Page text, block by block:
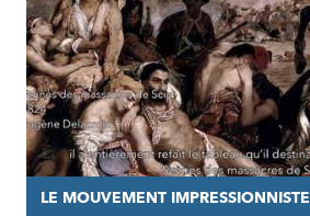
LE MOUVEMENT IMPRESSIONNISTE